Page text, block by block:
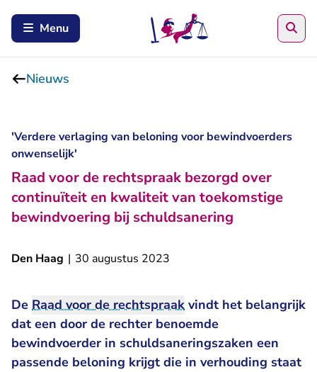
Menu
Nieuws
'Verdere verlaging van beloning voor bewindvoerders
onwenselijk'
Raad voor de rechtspraak bezorgd over
continuïteit en kwaliteit van toekomstige
bewindvoering bij schuldsanering
Den Haag | 30 augustus 2023
De Raad voor de rechtspraak vindt het belangrijk
dat een door de rechter benoemde
bewindvoerder in schuldsaneringszaken een
passende beloning krijgt die in verhouding staat